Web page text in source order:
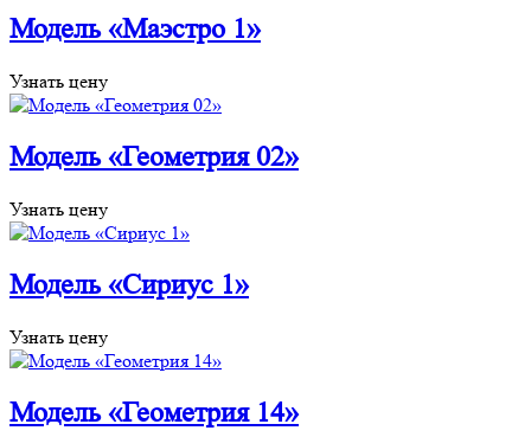
Модель «Маэстро 1»
Узнать цену
Модель «Геометрия 02»
Узнать цену
Модель «Сириус 1»
Узнать цену
Модель «Геометрия 14»